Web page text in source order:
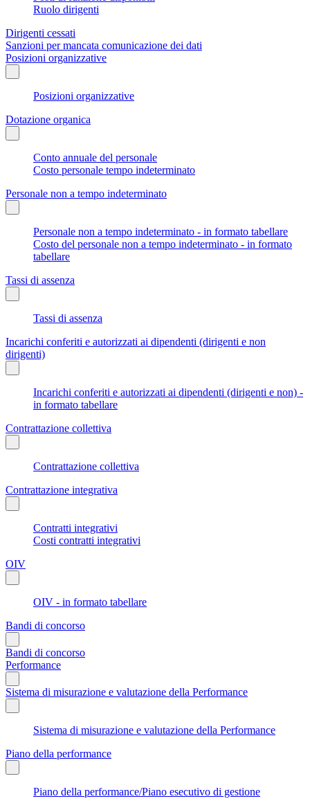
Ruolo dirigenti
Dirigenti cessati
Sanzioni per mancata comunicazione dei dati
Posizioni organizzative
Posizioni organizzative
Dotazione organica
Conto annuale del personale
Costo personale tempo indeterminato
Personale non a tempo indeterminato
Personale non a tempo indeterminato - in formato tabellare
Costo del personale non a tempo indeterminato - in formato
tabellare
Tassi di assenza
Tassi di assenza
Incarichi conferiti e autorizzati ai dipendenti (dirigenti e non
dirigenti)
Incarichi conferiti e autorizzati ai dipendenti (dirigenti e non) -
in formato tabellare
Contrattazione collettiva
Contrattazione collettiva
Contrattazione integrativa
Contratti integrativi
Costi contratti integrativi
OIV
OIV - in formato tabellare
Bandi di concorso
Bandi di concorso
Performance
Sistema di misurazione e valutazione della Performance
Sistema di misurazione e valutazione della Performance
Piano della performance
Piano della performance/Piano esecutivo di gestione